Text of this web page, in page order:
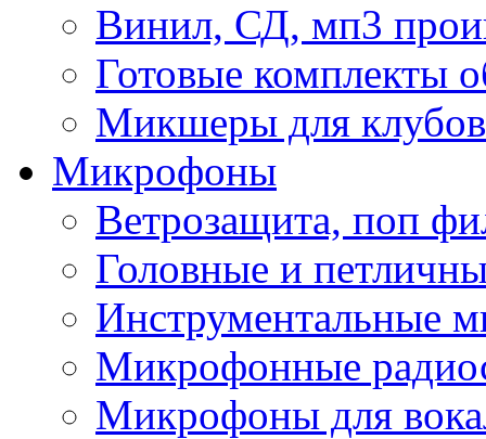
Винил, СД, мп3
Готовые комплекты
Микшеры для клубов
Микрофоны
Ветрозащита, поп
Головные и
Инструментальные
Микрофонные
Микрофоны для